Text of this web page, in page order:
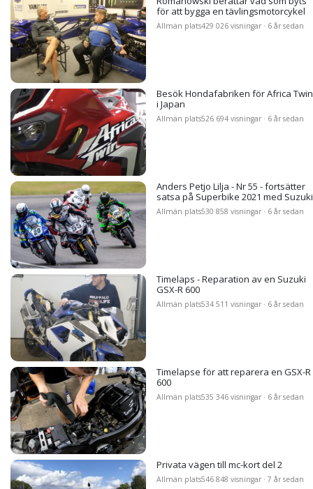
för att bygga en tävlingsmotorcykel
Allmän plats429 026 visningar · 6 år sedan
Besök Hondafabriken för Africa Twin
i Japan
Allmän plats526 694 visningar · 6 år sedan
Anders Petjo Lilja - Nr 55 - fortsätter
satsa på Superbike 2021 med Suzuki
Allmän plats530 858 visningar · 6 år sedan
Timelaps - Reparation av en Suzuki
GSX-R 600
Allmän plats534 511 visningar · 6 år sedan
Timelapse för att reparera en GSX-R
600
Allmän plats535 346 visningar · 6 år sedan
Privata vägen till mc-kort del 2
Allmän plats546 848 visningar · 7 år sedan